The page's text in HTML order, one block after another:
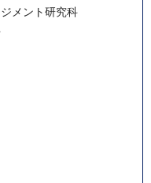
メント研究科